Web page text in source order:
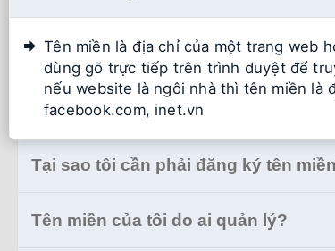
Tên miền là địa chỉ của một trang web
dùng gõ trực tiếp trên trình duyệt để
nếu website là ngôi nhà thì tên miền là
facebook.com, inet.vn
Tại sao tôi cần phải đăng ký tên
Tên miền của tôi do ai quản lý?